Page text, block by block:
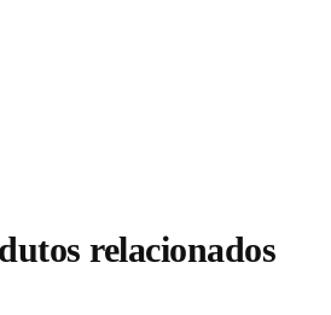
relacionados